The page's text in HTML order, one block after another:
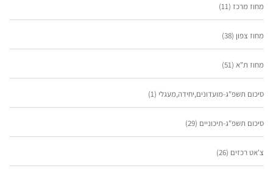
מחוז מרכז (11)
מחוז צפון (38)
מחוז ת"א (51)
סיכום תשפ"ג-מועדונים,יחידה,מעגלי (1)
סיכום תשפ"ג-תיכוניים (29)
צ'אט רכזים (26)